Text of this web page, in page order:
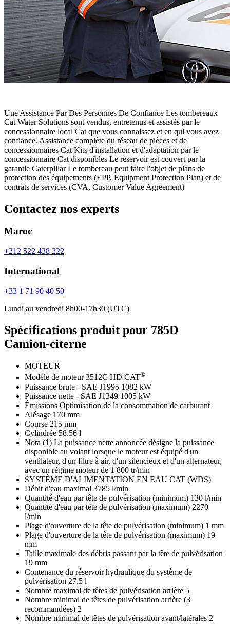
Une Assistance Par Des Personnes De Confiance Les tombereaux
Cat Water Solutions sont vendus, entretenus et assistés par le
concessionnaire local Cat que vous connaissez et en qui vous avez
confiance. Assistance complète du réseau de pièces et de
concessionnaires Cat Kits d'installation et d'adaptation par le
concessionnaire Cat disponibles Le réservoir est couvert par la
garantie Caterpillar Le tombereau peut faire l'objet de plans de
protection des équipements (EPP, Equipment Protection Plan) et de
contrats de services (CVA, Customer Value Agreement)
Contactez nos experts
Maroc
+212 522 438 222
International
+33 1 71 90 40 50
Lundi au vendredi 8h00-17h30 (UTC)
Spécifications produit pour 785D
Camion-citerne
MOTEUR
Modèle de moteur 3512C HD CAT®
Puissance brute - SAE J1995 1082 kW
Puissance nette - SAE J1349 1005 kW
Émissions Optimisation de la consommation de carburant
Alésage 170 mm
Course 215 mm
Cylindrée 58.56 l
Nota (1) La puissance nette annoncée désigne la puissance
disponible au volant lorsque le moteur est équipé d'un
ventilateur, d'un filtre à air, d'un silencieux et d'un alternateur,
avec un régime moteur de 1 800 tr/min
SYSTÈME D'ALIMENTATION EN EAU CAT (WDS)
Débit d'eau maximal 3785 l/min
Quantité d'eau par tête de pulvérisation (minimum) 130 l/min
Quantité d'eau par tête de pulvérisation (maximum) 2270
l/min
Plage d'ouverture de la tête de pulvérisation (minimum) 1 mm
Plage d'ouverture de la tête de pulvérisation (maximum) 19
mm
Taille maximale des débris passant par la tête de pulvérisation
19 mm
Contenance du réservoir hydraulique du système de
pulvérisation 27.5 l
Nombre maximal de têtes de pulvérisation arrière 5
Nombre minimal de têtes de pulvérisation arrière (3
recommandées) 2
Nombre minimal de têtes de pulvérisation avant/latérales 2